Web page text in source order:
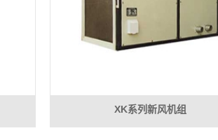
XK系列新风机组